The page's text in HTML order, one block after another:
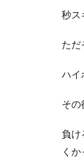
秒ス
ただ
ハイ
その
負け
くか